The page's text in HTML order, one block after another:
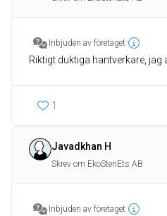
Inbjuden av företaget
Riktigt duktiga hantverkare, jag
1
Javadkhan H
Skrev om EkoStenEts AB
Inbjuden av företaget